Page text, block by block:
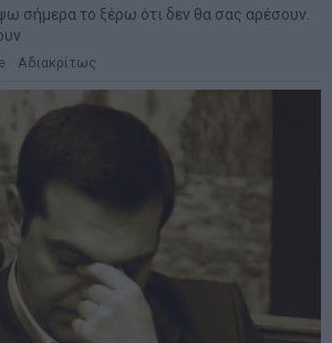
σήμερα το ξέρω ότι δεν θα σας αρέσουν.
Αδιακρίτως